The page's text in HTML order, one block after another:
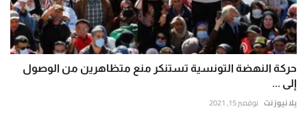
حركة النهضة التونسية تستنكر منع متظاهرين من الوصول
إلى ...
يلا نيوز نت نوفمبر 15, 2021